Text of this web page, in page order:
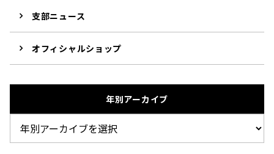
支部ニュース
オフィシャルショップ
年別アーカイブ